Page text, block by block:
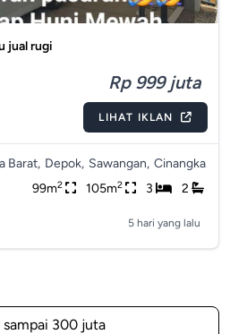
jual rugi
Rp 999 juta
LIHAT IKLAN
Barat, Depok, Sawangan, Cinangka
99m2 105m2 3 2
5 hari yang lalu
sampai 300 juta